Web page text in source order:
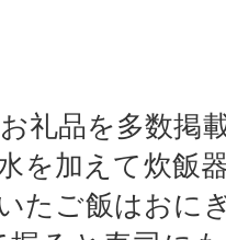
礼品を多数掲
を加えて炊飯
たご飯はおに